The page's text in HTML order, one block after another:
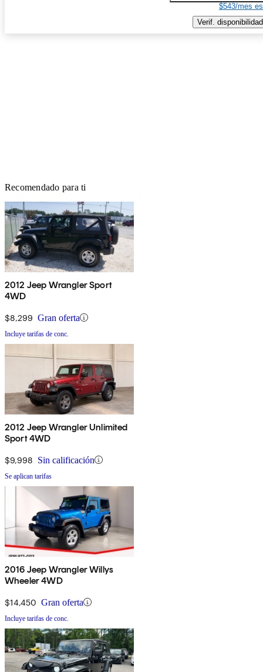
$543/mes
Verif. disponibilidad
Recomendado para ti
2012 Jeep Wrangler Sport
4WD
$8,299 Gran oferta
Incluye tarifas de conc.
2012 Jeep Wrangler Unlimited
Sport 4WD
$9,998 Sin calificación
Se aplican tarifas
2016 Jeep Wrangler Willys
Wheeler 4WD
$14,450 Gran oferta
Incluye tarifas de conc.